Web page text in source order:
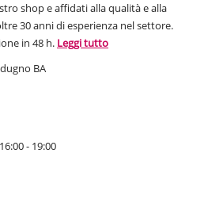
shop e affidati alla qualità e alla
30 anni di esperienza nel settore.
in 48 h. Leggi tutto
BA
- 19:00